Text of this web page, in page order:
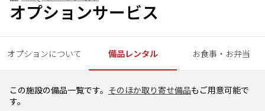
オプションサービス
オプションについて 備品レンタル お食事・お弁当
この施設の備品一覧です。 そのほか取り寄せ備品もご用意可能で
す。